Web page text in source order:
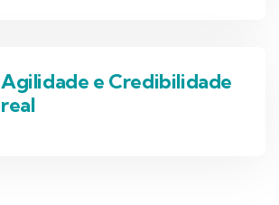
Agilidade e Credibilidade
real